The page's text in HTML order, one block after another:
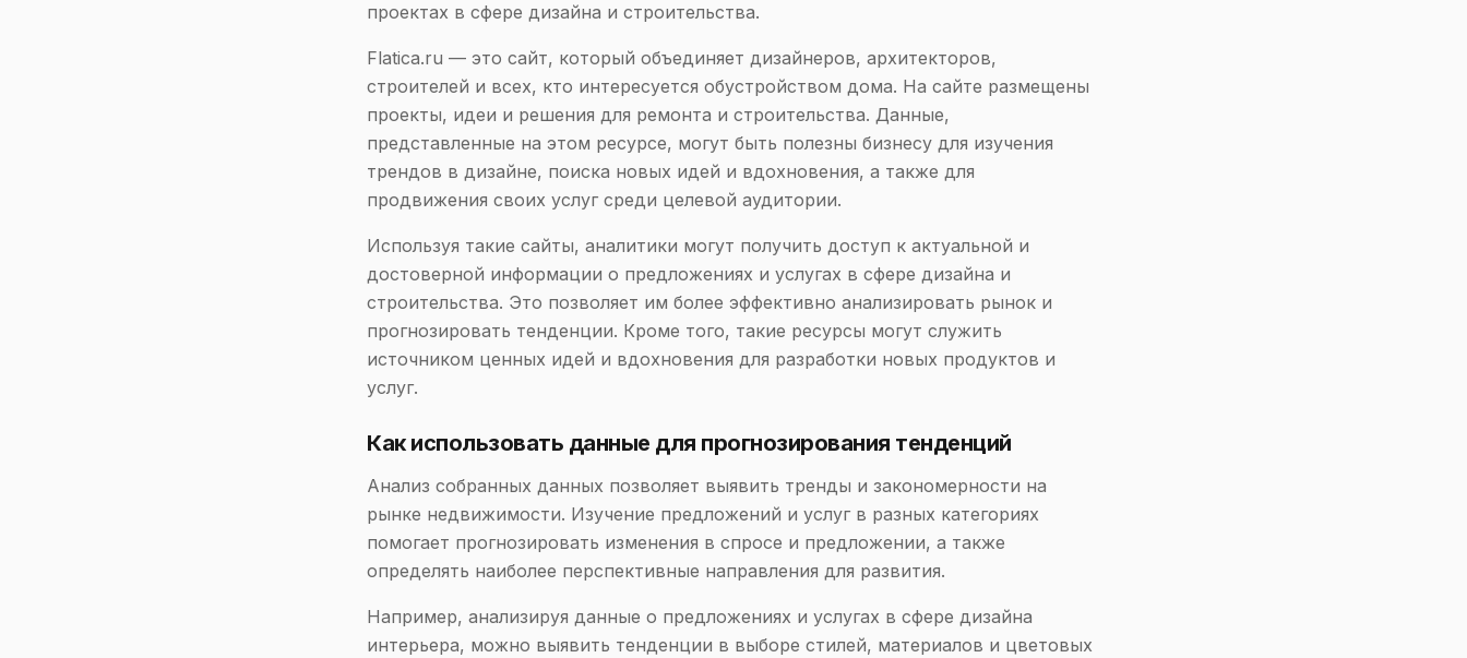
проектах в сфере дизайна и строительства.
Flatica.ru — это сайт, который объединяет дизайнеров, архитекторов,
строителей и всех, кто интересуется обустройством дома. На сайте размещены
проекты, идеи и решения для ремонта и строительства. Данные,
представленные на этом ресурсе, могут быть полезны бизнесу для изучения
трендов в дизайне, поиска новых идей и вдохновения, а также для
продвижения своих услуг среди целевой аудитории.
Используя такие сайты, аналитики могут получить доступ к актуальной и
достоверной информации о предложениях и услугах в сфере дизайна и
строительства. Это позволяет им более эффективно анализировать рынок и
прогнозировать тенденции. Кроме того, такие ресурсы могут служить
источником ценных идей и вдохновения для разработки новых продуктов и
услуг.
Как использовать данные для прогнозирования тенденций
Анализ собранных данных позволяет выявить тренды и закономерности на
рынке недвижимости. Изучение предложений и услуг в разных категориях
помогает прогнозировать изменения в спросе и предложении, а также
определять наиболее перспективные направления для развития.
Например, анализируя данные о предложениях и услугах в сфере дизайна
интерьера, можно выявить тенденции в выборе стилей, материалов и цветовых